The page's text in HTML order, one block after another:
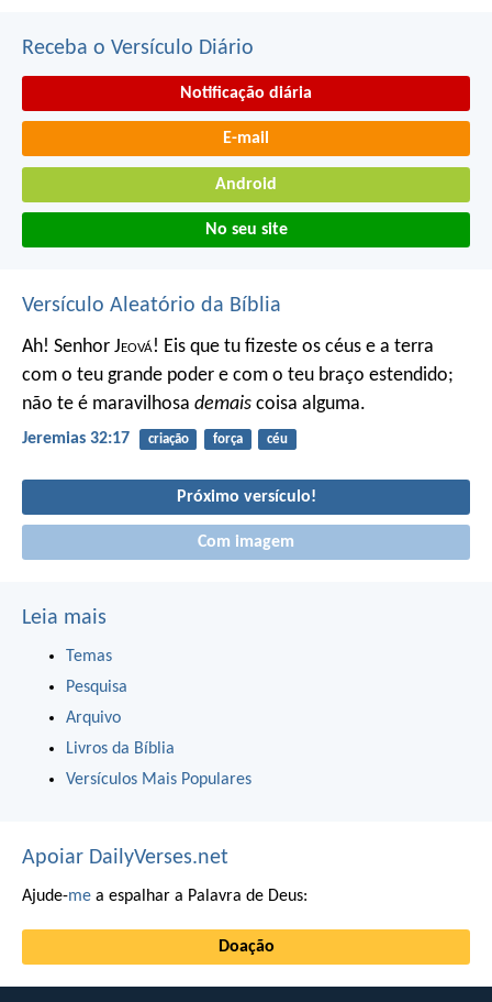
Receba o Versículo Diário
Notificação diária
E-mail
Android
No seu site
Versículo Aleatório da Bíblia
Ah! Senhor Jeová! Eis que tu fizeste os céus e a terra
com o teu grande poder e com o teu braço estendido;
não te é maravilhosa demais coisa alguma.
Jeremias 32:17 criação força céu
Próximo versículo!
Com imagem
Leia mais
Temas
Pesquisa
Arquivo
Livros da Bíblia
Versículos Mais Populares
Apoiar DailyVerses.net
Ajude-me a espalhar a Palavra de Deus:
Doação